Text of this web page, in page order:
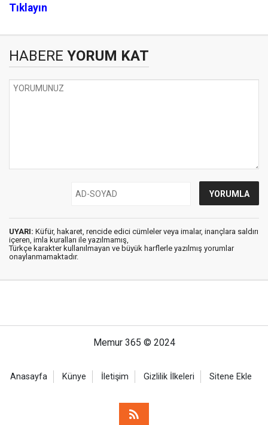
Tıklayın
HABERE YORUM KAT
UYARI: Küfür, hakaret, rencide edici cümleler veya imalar, inançlara saldırı
içeren, imla kuralları ile yazılmamış,
Türkçe karakter kullanılmayan ve büyük harflerle yazılmış yorumlar
onaylanmamaktadır.
Memur 365 © 2024
Anasayfa Künye İletişim Gizlilik İlkeleri Sitene Ekle